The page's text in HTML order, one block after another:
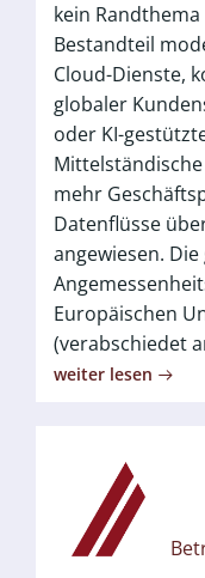
kein
Bestandteil
Cloud-Dienste,
globaler
oder KI-
mehr
Datenflüsse
angewiesen.
Europäischen
(verabschiedet
weiter lesen